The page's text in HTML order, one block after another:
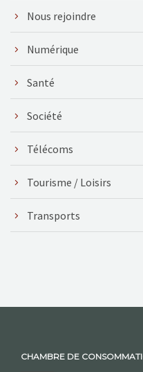
Nous rejoindre
Numérique
Santé
Société
Télécoms
Tourisme / Loisirs
Transports
CHAMBRE DE